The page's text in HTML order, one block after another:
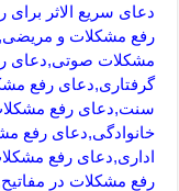
دعای سریع الاثر
رفع مشکلات و
مشکلات صوتی,دعای
گرفتاری,دعای رفع
سنت,دعای رفع
خانوادگی,دعای رفع
اداری,دعای رفع
رفع مشکلات در